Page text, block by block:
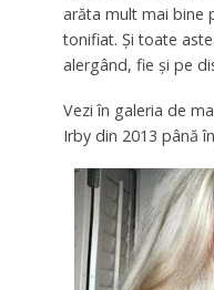
arăta mult mai bine
tonifiat. Și toate
alergând, fie și pe
Vezi în galeria de
Irby din 2013 până